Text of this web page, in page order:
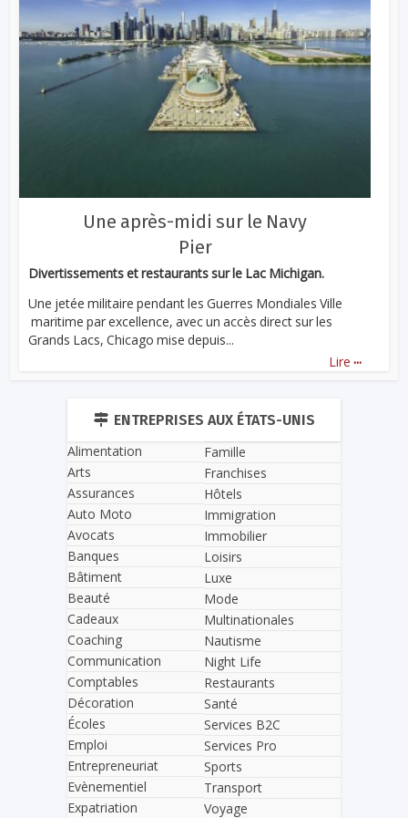
Une après-midi sur le Navy
Pier
Divertissements et restaurants sur le Lac Michigan.
Une jetée militaire pendant les Guerres Mondiales Ville
maritime par excellence, avec un accès direct sur les
Grands Lacs, Chicago mise depuis...
Lire ...
ENTREPRISES AUX ÉTATS-UNIS
Alimentation
Arts
Assurances
Auto Moto
Avocats
Banques
Bâtiment
Beauté
Cadeaux
Coaching
Communication
Comptables
Décoration
Écoles
Emploi
Entrepreneuriat
Evènementiel
Expatriation
Famille
Franchises
Hôtels
Immigration
Immobilier
Loisirs
Luxe
Mode
Multinationales
Nautisme
Night Life
Restaurants
Santé
Services B2C
Services Pro
Sports
Transport
Voyage